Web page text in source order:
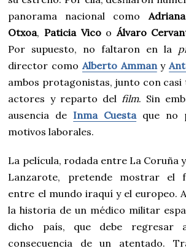
panorama nacional como
Otxoa,Paticia VicooÁlvaro
Por supuesto, no faltaron en la
director como Alberto Ammany
ambos protagonistas, junto con casi
actores y reparto del film. Sin
ausencia de Inma Cuestaque no
motivos laborales.
La película, rodada entre La Coruña
Lanzarote, pretende mostrar el
entre el mundo iraquí y el europeo.
la historia de un médico militar
dicho país, que debe regresar
consecuencia de un atentado.